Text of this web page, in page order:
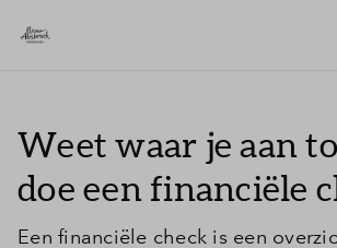
Weet waar je aan
doe een financiële
Een financiële check is een